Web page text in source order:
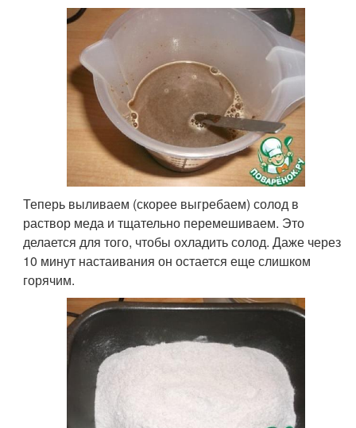
Теперь выливаем (скорее выгребаем) солод в
раствор меда и тщательно перемешиваем. Это
делается для того, чтобы охладить солод. Даже через
10 минут настаивания он остается еще слишком
горячим.